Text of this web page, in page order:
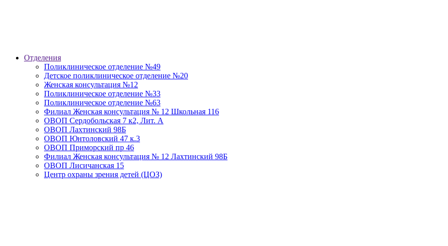
Отделения
Поликлиническое отделение №49
Детское поликлиническое отделение №20
Женская консультация №12
Поликлиническое отделение №33
Поликлиническое отделение №63
Филиал Женская консультация № 12 Школьная 116
ОВОП Сердобольская 7 к2, Лит. А
ОВОП Лахтинский 98Б
Page
ОВОП Юнтоловский 47 к.3
ОВОП Приморский пр 46
Филиал Женская консультация № 12 Лахтинский 98Б
ОВОП Лисичанская 15
Центр охраны зрения детей (ЦОЗ)